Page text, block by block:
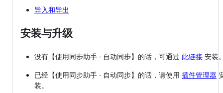
导入和导出
安装与升级
没有【使用同步助手 · 自动同步】的话，可通过 此链接 安装
已经【使用同步助手 · 自动同步】的话，请使用 插件管理器
装。